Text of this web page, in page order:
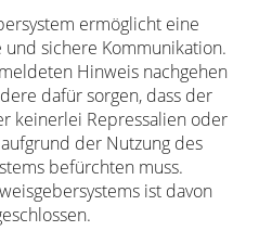
ermöglicht eine
sichere Kommunikation.
Hinweis nachgehen
dafür sorgen, dass der
keinerlei Repressalien oder
der Nutzung des
befürchten muss.
ist davon